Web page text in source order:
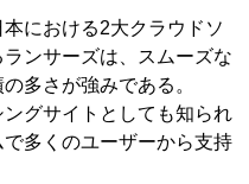
における2大クラウドソ
ンサーズは、スムーズな
多さが強みである。
グサイトとしても知られ
多くのユーザーから支持